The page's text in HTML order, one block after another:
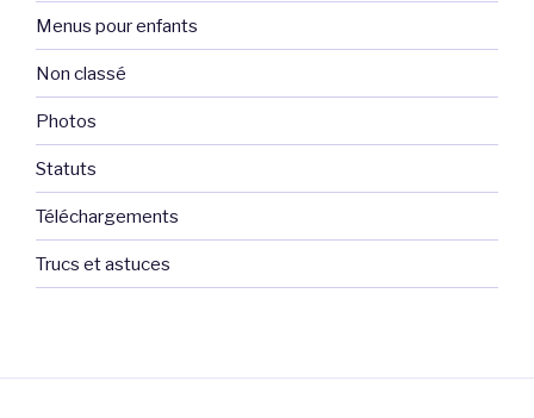
Menus pour enfants
Non classé
Photos
Statuts
Téléchargements
Trucs et astuces